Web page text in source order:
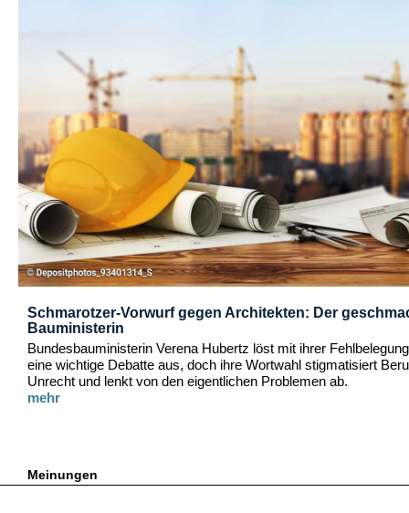
Schmarotzer-Vorwurf gegen Architekten: Der
Bauministerin
Bundesbauministerin Verena Hubertz löst mit ihrer
eine wichtige Debatte aus, doch ihre Wortwahl stigmatisiert
Unrecht und lenkt von den eigentlichen Problemen ab.
mehr
Meinungen